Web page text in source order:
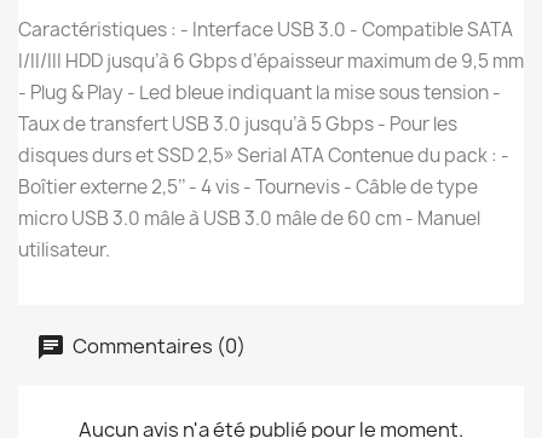
Caractéristiques : - Interface USB 3.0 - Compatible SATA
I/II/III HDD jusqu’à 6 Gbps d’épaisseur maximum de 9,5 mm
- Plug & Play - Led bleue indiquant la mise sous tension -
Taux de transfert USB 3.0 jusqu’à 5 Gbps - Pour les
disques durs et SSD 2,5» Serial ATA Contenue du pack : -
Boîtier externe 2,5’’ - 4 vis - Tournevis - Câble de type
micro USB 3.0 mâle à USB 3.0 mâle de 60 cm - Manuel
utilisateur.
Commentaires (0)
Aucun avis n'a été publié pour le moment.